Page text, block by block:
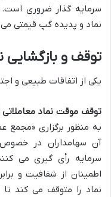
سرمایه گذار ضروری
نماد و پدیده گپ قیمتی
توقف و بازگشایی
یکی از اتفاقات طبیعی و
توقف موقت نماد
به منظور برگزاری «مجمع
آن سهامداران در
سرمایه رأی گیری می
اطمینان از شفافیت و
نماد را متوقف می کند